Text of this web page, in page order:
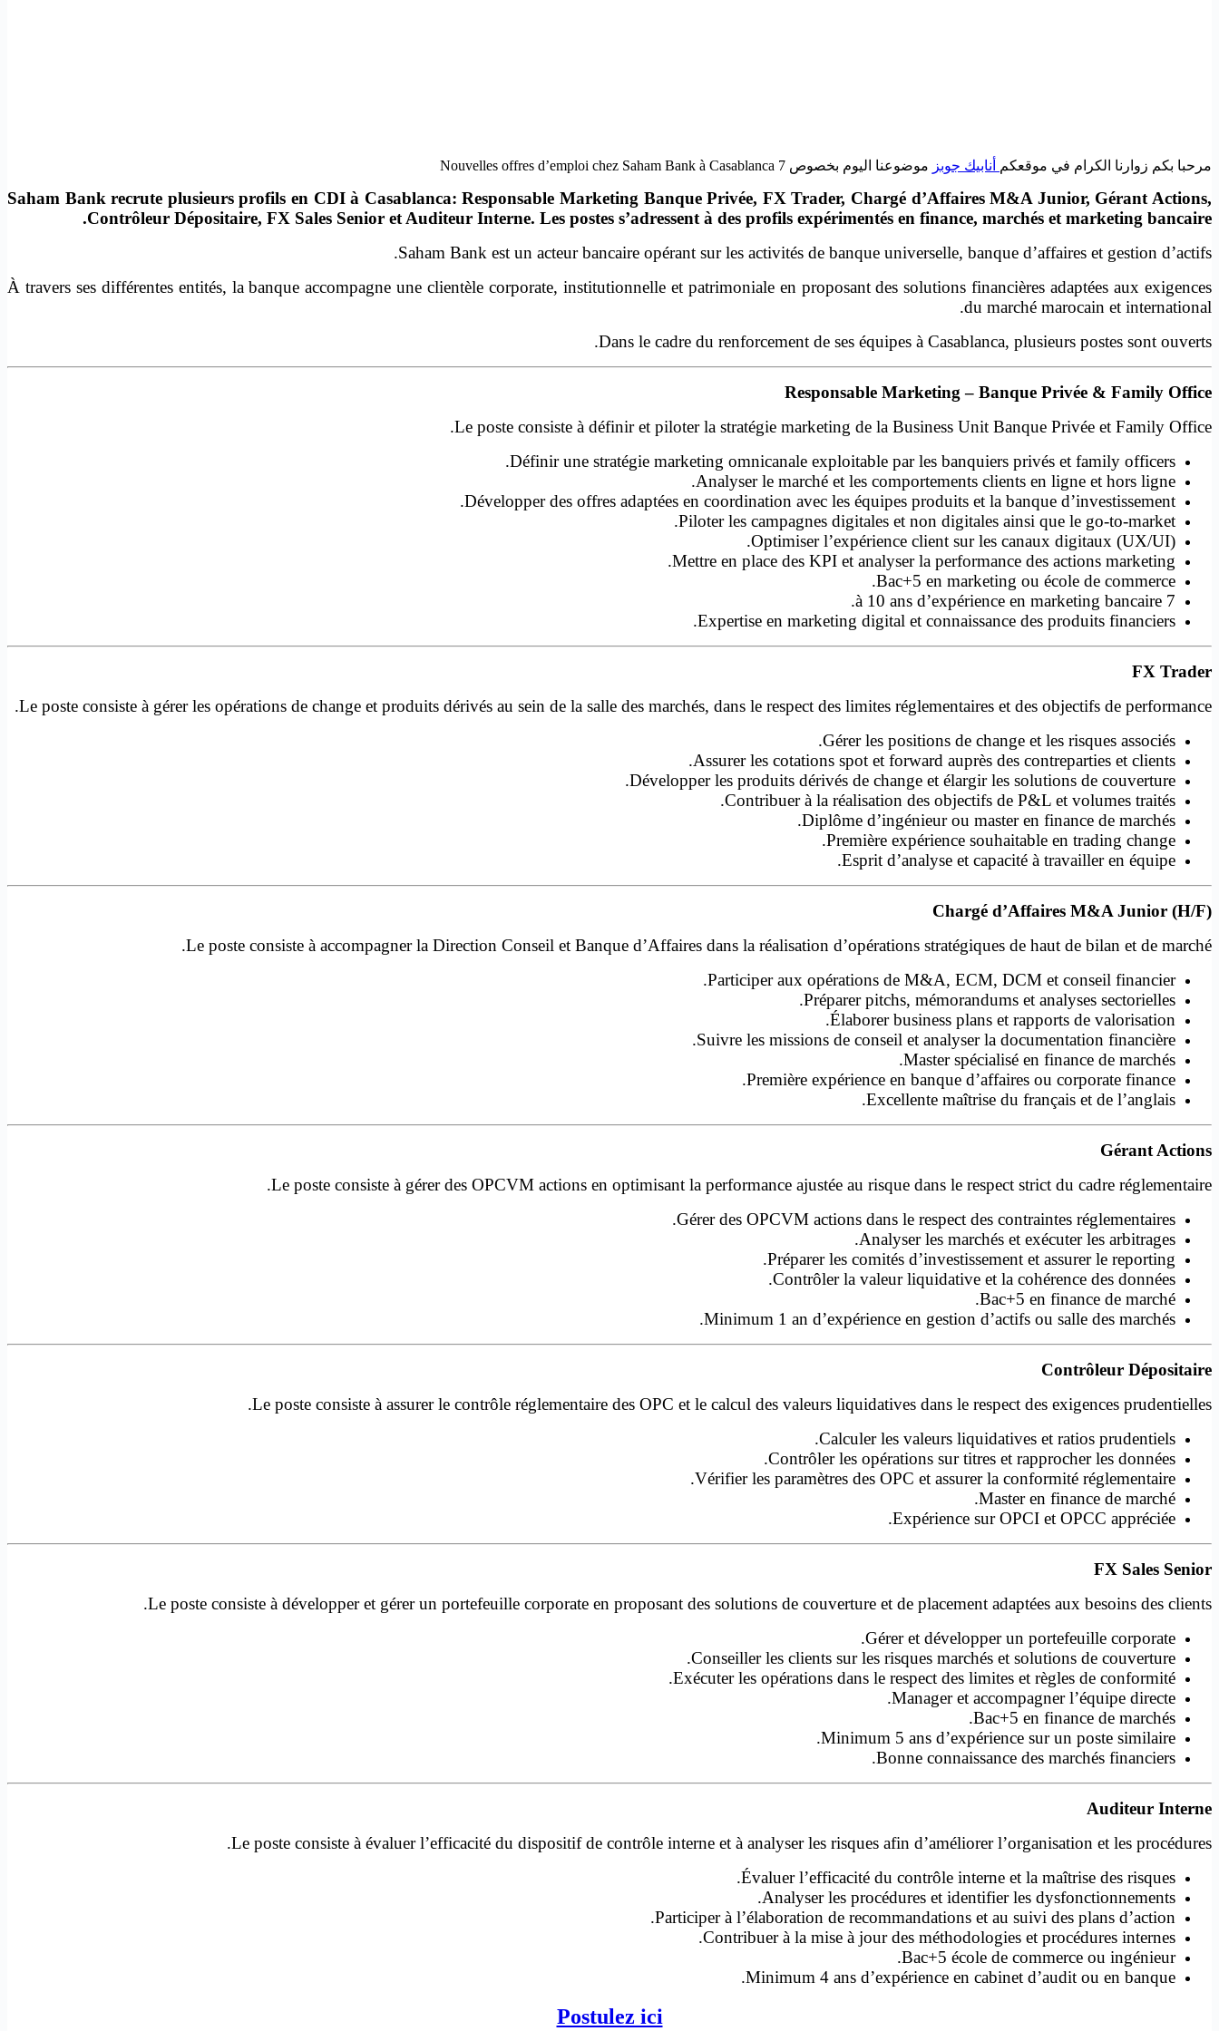
مرحبا بكم زوارنا الكرام في موقعكم أنابيك جوبز موضوعنا اليوم بخصوص 7 Nouvelles offres d’emploi chez Saham Bank à Casablanca
Saham Bank recrute plusieurs profils en CDI à Casablanca: Responsable Marketing Banque Privée, FX Trader, Chargé d’Affaires M&A Junior, Gérant Actions,
Contrôleur Dépositaire, FX Sales Senior et Auditeur Interne. Les postes s’adressent à des profils expérimentés en finance, marchés et marketing bancaire.
Saham Bank est un acteur bancaire opérant sur les activités de banque universelle, banque d’affaires et gestion d’actifs.
À travers ses différentes entités, la banque accompagne une clientèle corporate, institutionnelle et patrimoniale en proposant des solutions financières adaptées aux exigences
du marché marocain et international.
Dans le cadre du renforcement de ses équipes à Casablanca, plusieurs postes sont ouverts.
Responsable Marketing – Banque Privée & Family Office
Le poste consiste à définir et piloter la stratégie marketing de la Business Unit Banque Privée et Family Office.
Définir une stratégie marketing omnicanale exploitable par les banquiers privés et family officers.
Analyser le marché et les comportements clients en ligne et hors ligne.
Développer des offres adaptées en coordination avec les équipes produits et la banque d’investissement.
Piloter les campagnes digitales et non digitales ainsi que le go-to-market.
Optimiser l’expérience client sur les canaux digitaux (UX/UI).
Mettre en place des KPI et analyser la performance des actions marketing.
Bac+5 en marketing ou école de commerce.
7 à 10 ans d’expérience en marketing bancaire.
Expertise en marketing digital et connaissance des produits financiers.
FX Trader
Le poste consiste à gérer les opérations de change et produits dérivés au sein de la salle des marchés, dans le respect des limites réglementaires et des objectifs de performance.
Gérer les positions de change et les risques associés.
Assurer les cotations spot et forward auprès des contreparties et clients.
Développer les produits dérivés de change et élargir les solutions de couverture.
Contribuer à la réalisation des objectifs de P&L et volumes traités.
Diplôme d’ingénieur ou master en finance de marchés.
Première expérience souhaitable en trading change.
Esprit d’analyse et capacité à travailler en équipe.
Chargé d’Affaires M&A Junior (H/F)
Le poste consiste à accompagner la Direction Conseil et Banque d’Affaires dans la réalisation d’opérations stratégiques de haut de bilan et de marché.
Participer aux opérations de M&A, ECM, DCM et conseil financier.
Préparer pitchs, mémorandums et analyses sectorielles.
Élaborer business plans et rapports de valorisation.
Suivre les missions de conseil et analyser la documentation financière.
Master spécialisé en finance de marchés.
Première expérience en banque d’affaires ou corporate finance.
Excellente maîtrise du français et de l’anglais.
Gérant Actions
Le poste consiste à gérer des OPCVM actions en optimisant la performance ajustée au risque dans le respect strict du cadre réglementaire.
Gérer des OPCVM actions dans le respect des contraintes réglementaires.
Analyser les marchés et exécuter les arbitrages.
Préparer les comités d’investissement et assurer le reporting.
Contrôler la valeur liquidative et la cohérence des données.
Bac+5 en finance de marché.
Minimum 1 an d’expérience en gestion d’actifs ou salle des marchés.
Contrôleur Dépositaire
Le poste consiste à assurer le contrôle réglementaire des OPC et le calcul des valeurs liquidatives dans le respect des exigences prudentielles.
Calculer les valeurs liquidatives et ratios prudentiels.
Contrôler les opérations sur titres et rapprocher les données.
Vérifier les paramètres des OPC et assurer la conformité réglementaire.
Master en finance de marché.
Expérience sur OPCI et OPCC appréciée.
FX Sales Senior
Le poste consiste à développer et gérer un portefeuille corporate en proposant des solutions de couverture et de placement adaptées aux besoins des clients.
Gérer et développer un portefeuille corporate.
Conseiller les clients sur les risques marchés et solutions de couverture.
Exécuter les opérations dans le respect des limites et règles de conformité.
Manager et accompagner l’équipe directe.
Bac+5 en finance de marchés.
Minimum 5 ans d’expérience sur un poste similaire.
Bonne connaissance des marchés financiers.
Auditeur Interne
Le poste consiste à évaluer l’efficacité du dispositif de contrôle interne et à analyser les risques afin d’améliorer l’organisation et les procédures.
Évaluer l’efficacité du contrôle interne et la maîtrise des risques.
Analyser les procédures et identifier les dysfonctionnements.
Participer à l’élaboration de recommandations et au suivi des plans d’action.
Contribuer à la mise à jour des méthodologies et procédures internes.
Bac+5 école de commerce ou ingénieur.
Minimum 4 ans d’expérience en cabinet d’audit ou en banque.
Postulez ici